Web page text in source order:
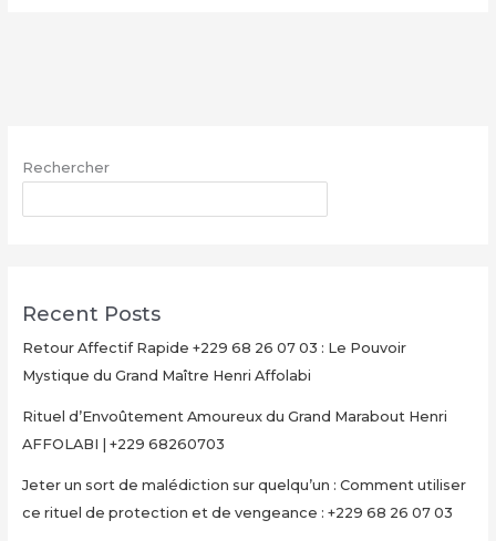
|
68260703
Rechercher
Recent Posts
Retour Affectif Rapide +229 68 26 07 03 : Le Pouvoir
Mystique du Grand Maître Henri Affolabi
Rituel d’Envoûtement Amoureux du Grand Marabout Henri
AFFOLABI | +229 68260703
Jeter un sort de malédiction sur quelqu’un : Comment utiliser
ce rituel de protection et de vengeance : +229 68 26 07 03